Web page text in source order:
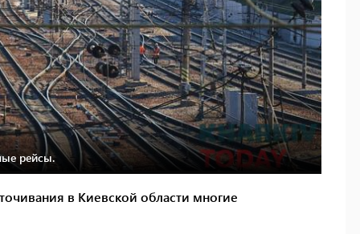
рейсы.
в Киевской области многие